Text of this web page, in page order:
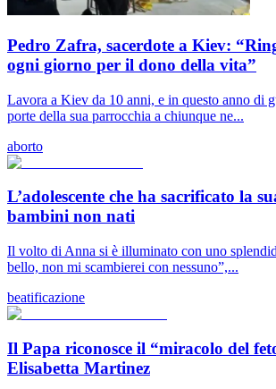
Pedro Zafra, sacerdote a Kiev:
ogni giorno per il dono della vita”
Lavora a Kiev da 10 anni, e in questo anno di
porte della sua parrocchia a chiunque ne...
aborto
L’adolescente che ha sacrificato la
bambini non nati
Il volto di Anna si è illuminato con uno
bello, non mi scambierei con nessuno”,...
beatificazione
Il Papa riconosce il “miracolo del
Elisabetta Martinez